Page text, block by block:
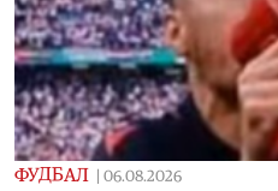
ФУДБАЛ 06.08.2026